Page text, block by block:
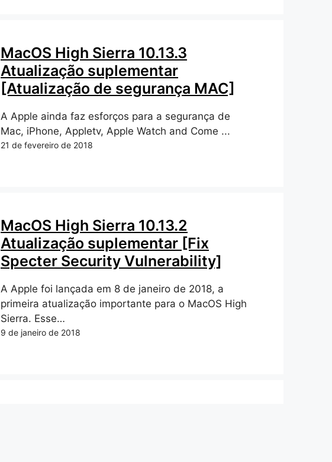
MacOS High Sierra 10.13.3
Atualização suplementar
[Atualização de segurança MAC]
A Apple ainda faz esforços para a segurança de
Mac, iPhone, Appletv, Apple Watch and Come ...
21 de fevereiro de 2018
MacOS High Sierra 10.13.2
Atualização suplementar [Fix
Specter Security Vulnerability]
A Apple foi lançada em 8 de janeiro de 2018, a
primeira atualização importante para o MacOS High
Sierra. Esse…
9 de janeiro de 2018